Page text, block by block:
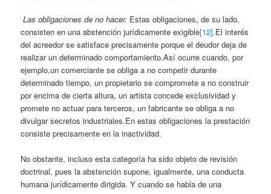
Las obligaciones de no hacer. Estas obligaciones, de su lado,
consisten en una abstención jurídicamente exigible[12].El interés
del acreedor se satisface precisamente porque el deudor deja de
realizar un determinado comportamiento.Así ocurre cuando, por
ejemplo,un comerciante se obliga a no competir durante
determinado tiempo, un propietario se compromete a no construir
por encima de cierta altura, un artista concede exclusividad y
promete no actuar para terceros, un fabricante se obliga a no
divulgar secretos industriales.En estas obligaciones la prestación
consiste precisamente en la inactividad.
No obstante, incluso esta categoría ha sido objeto de revisión
doctrinal, pues la abstención supone, igualmente, una conducta
humana jurídicamente dirigida. Y cuando se habla de una